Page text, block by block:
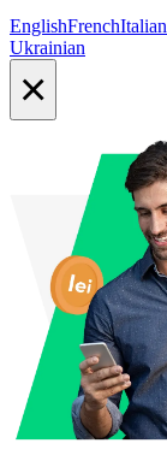
EnglishFrenchItalian
Ukrainian
×